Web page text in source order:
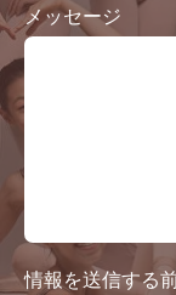
メッセージ
情報を送信する